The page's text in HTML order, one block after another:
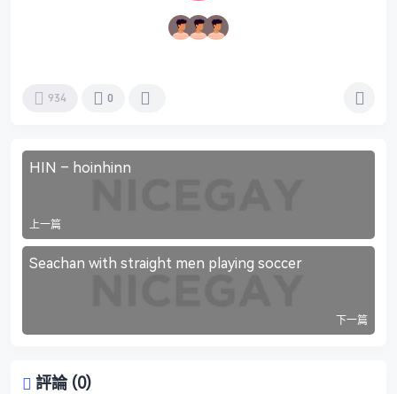
934 0
HIN – hoinhinn
上一篇
Seachan with straight men playing soccer
下一篇
評論 (0)